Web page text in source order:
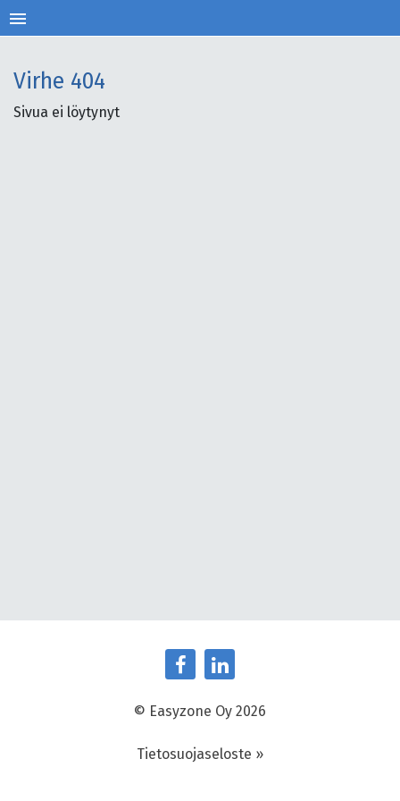
menu
Virhe 404
Sivua ei löytynyt
© Easyzone Oy 2026
Tietosuojaseloste »